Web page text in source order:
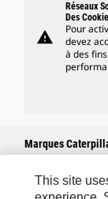
warning
Réseaux
Des
Pour
devez
à des
Marques
This site